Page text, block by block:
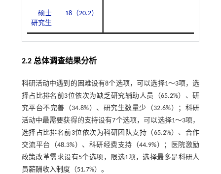
硕士
研究生
18（20.2）
2.2 总体调查结果分析
科研活动中遇到的困难设有8个选项，可以选择1～3项，选
择占比排名前3位依次为缺乏研究辅助人员（65.2%）、研
究平台不完善（34.8%）、研究生数量少（32.6%）；科研
活动中最需要获得的支持设有7个选项，可以选择1～3项，
选择占比排名前3位依次为科研团队支持（65.2%）、合作
交流平台（48.3%）、科研经费支持（44.9%）；医院激励
政策改革需求设有5个选项，限选1项，选择最多是科研人
员薪酬收入制度（51.7%）。